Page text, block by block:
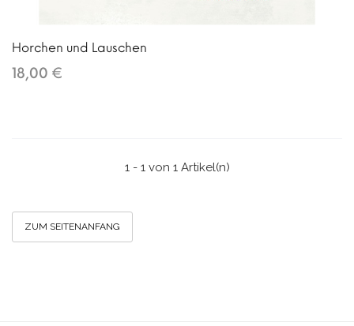
Horchen und Lauschen
18,00 €
1 - 1 von 1 Artikel(n)
ZUM SEITENANFANG